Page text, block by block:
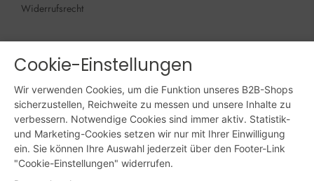
Widerrufsrecht
Öffnungszeiten
Wir sind persönlich, für Sie da:
Mo - Do: 09:00 - 16:00 Uhr
Fr: 09:00 - 15:00 Uhr
Sa + So: geschlossen
Online bestellen: 24/7
Cookie-Einstellungen
Wir verwenden Cookies, um die Funktion unseres B2B-Shops
sicherzustellen, Reichweite zu messen und unsere Inhalte zu
verbessern. Notwendige Cookies sind immer aktiv. Statistik-
und Marketing-Cookies setzen wir nur mit Ihrer Einwilligung
ein. Sie können Ihre Auswahl jederzeit über den Footer-Link
"Cookie-Einstellungen" widerrufen.